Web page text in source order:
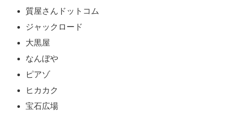
質屋さんドットコム
ジャックロード
大黒屋
なんぼや
ピアゾ
ヒカカク
宝石広場